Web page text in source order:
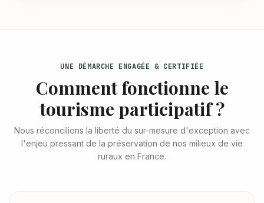
UNE DÉMARCHE ENGAGÉE & CERTIFIÉE
Comment fonctionne le
tourisme participatif ?
Nous réconcilions la liberté du sur-mesure d'exception avec
l'enjeu pressant de la préservation de nos milieux de vie
ruraux en France.